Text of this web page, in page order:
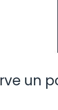
un